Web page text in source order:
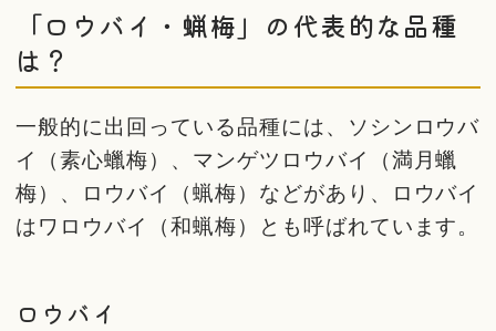
「ロウバイ・蝋梅」の代表的な品種
は？
一般的に出回っている品種には、ソシンロウバ
イ（素心蠟梅）、マンゲツロウバイ（満月蠟
梅）、ロウバイ（蝋梅）などがあり、ロウバイ
はワロウバイ（和蝋梅）とも呼ばれています。
ロウバイ